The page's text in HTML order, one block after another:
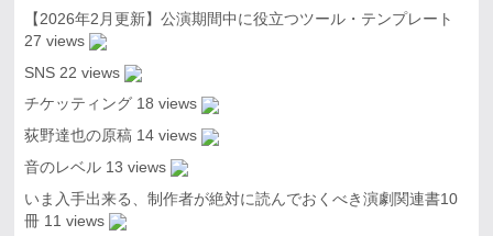
【2026年2月更新】公演期間中に役立つツール・テンプレート
27 views
SNS 22 views
チケッティング 18 views
荻野達也の原稿 14 views
音のレベル 13 views
いま入手出来る、制作者が絶対に読んでおくべき演劇関連書10
冊 11 views